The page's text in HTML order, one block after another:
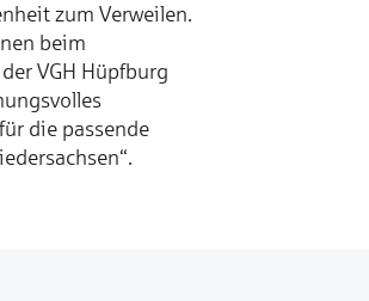
zum Verweilen.
beim
VGH Hüpfburg
die passende